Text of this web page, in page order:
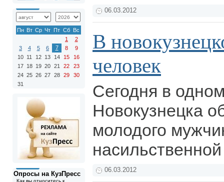
Пн Вт Ср Чт Пт Сб Вс
1
2
3
4 5 6 7 8
9
10 11 12 13 14 15
16
17 18 19 20 21 22
23
24 25 26 27 28 29
30
31
Опросы на КузПресс
Как вы относитесь к
06.03.2012
В
человек
Сегодня в
Новокузнецка
молодого
06.03.2012